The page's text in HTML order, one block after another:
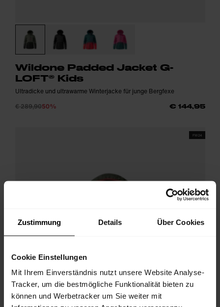
Zustimmung Details Über Cookies
Cookie Einstellungen
Mit Ihrem Einverständnis nutzt unsere Website Analyse-
Tracker, um die bestmögliche Funktionalität bieten zu
können und Werbetracker um Sie weiter mit
Wildone Padded Jacket G-
LOFT® Kids
Ultradicke und ultrawarme Winterjacke für junge Bergfexe
€ 289,9050% € 144,95
FW24